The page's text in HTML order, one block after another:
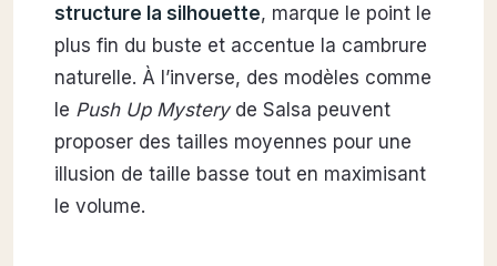
structure la silhouette, marque le point le
plus fin du buste et accentue la cambrure
naturelle. À l’inverse, des modèles comme
le Push Up Mysteryde Salsa peuvent
proposer des tailles moyennes pour une
illusion de taille basse tout en maximisant
le volume.